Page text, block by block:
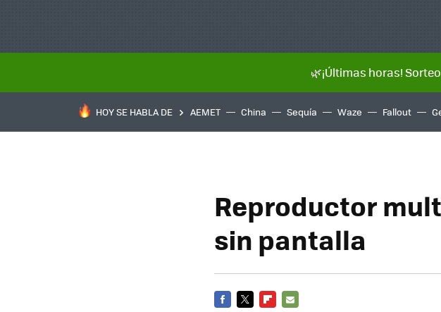
🌿¡Últimas horas!
HOY SE HABLA DE AEMET China Sequía Waze Fallout
Reproductor
sin pantalla